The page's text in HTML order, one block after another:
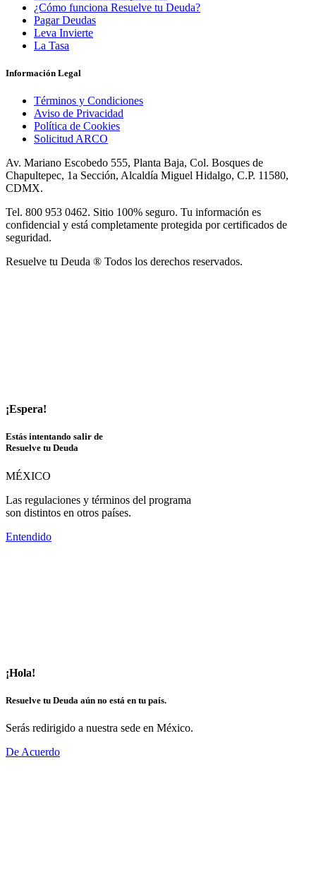
¿Cómo funciona Resuelve tu Deuda?
Pagar Deudas
Leva Invierte
La Tasa
Información Legal
Términos y Condiciones
Aviso de Privacidad
Política de Cookies
Solicitud ARCO
Av. Mariano Escobedo 555, Planta Baja, Col. Bosques de
Chapultepec, 1a Sección, Alcaldía Miguel Hidalgo, C.P. 11580,
CDMX.
Tel. 800 953 0462. Sitio 100% seguro. Tu información es
confidencial y está completamente protegida por certificados de
seguridad.
Resuelve tu Deuda ® Todos los derechos reservados.
¡Espera!
Estás intentando salir de
Resuelve tu Deuda
MÉXICO
Las regulaciones y términos del programa
son distintos en otros países.
Entendido
¡Hola!
Resuelve tu Deuda aún no está en tu país.
Serás redirigido a nuestra sede en México.
De Acuerdo